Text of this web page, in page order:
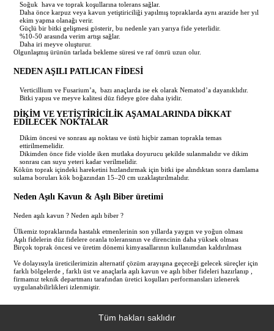
Soğuk hava ve toprak koşullarına tolerans sağlar.
Daha önce karpuz veya kavun yetiştiriciliği yapılmış topraklarda aynı arazide her yıl
ekim yapma olanağı verir.
Güçlü bir bitki gelişmesi gösterir, bu nedenle yarı yarıya fide yeterlidir.
%10-50 arasında verim artışı sağlar.
Daha iri meyve oluşturur.
Olgunlaşmış ürünün tarlada bekleme süresi ve raf ömrü uzun olur.
NEDEN AŞILI PATLICAN FİDESİ
Verticillium ve Fusarium’a, bazı anaçlarda ise ek olarak Nematod’a dayanıklıdır.
Bitki yapısı ve meyve kalitesi düz fideye göre daha iyidir.
DİKİM VE YETİŞTİRİCİLİK AŞAMALARINDA DİKKAT
EDİLECEK NOKTALAR
Dikim öncesi ve sonrası aşı noktası ve üstü hiçbir zaman toprakla temas
ettirilmemelidir.
Dikimden önce fide violde iken mutlaka doyurucu şekilde sulanmalıdır ve dikim
sonrası can suyu yeteri kadar verilmelidir.
Kökün toprak içindeki hareketini hızlandırmak için bitki ipe alındıktan sonra damlama
sulama boruları kök boğazından 15–20 cm uzaklaştırılmalıdır.
Neden Aşılı Kavun & Aşılı Biber üretimi
Neden aşılı kavun ? Neden aşılı biber ?
Ülkemiz topraklarında hastalık etmenlerinin son yıllarda yaygın ve yoğun olması
Aşılı fidelerin düz fidelere oranla toleransının ve direncinin daha yüksek olması
Birçok toprak öncesi ve üretim dönemi kimyasallarının kullanımdan kaldırılması
Ve dolayısıyla üreticilerimizin alternatif çözüm arayışına geçeceği gelecek süreçler için
farklı bölgelerde , farklı üst ve anaçlarla aşılı kavun ve aşılı biber fideleri hazırlanıp ,
firmamız teknik departmanı tarafından üretici koşulları performansları izlenerek
uygulanabilirlikleri izlenmiştir.
Tüm hakları saklıdır